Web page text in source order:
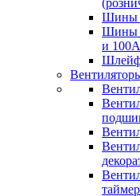
Шины
Шины
и